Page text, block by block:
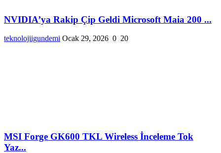
NVIDIA’ya Rakip Çip Geldi Microsoft Maia 200 ...
teknolojiigundemi Ocak 29, 2026 0 20
MSI Forge GK600 TKL Wireless İnceleme Tok
Yaz...